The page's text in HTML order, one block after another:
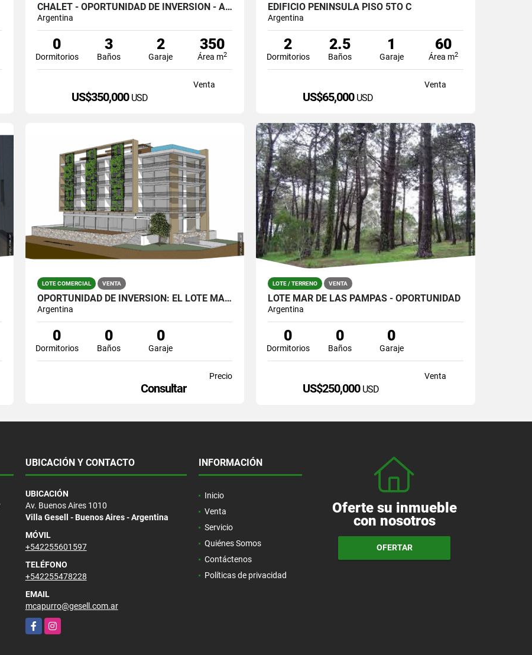
CHALET - OPORTUNIDAD DE INVERSIÓN - APTO CONSTRUCCIÓN DE EDIFICIOS
Argentina
0
Dormitorios
3
Baños
2
Garaje
350
Área m2
Venta
US$350,000 USD
EDIFICIO PENINSULA PISO 5TO C
Argentina
2
Dormitorios
2.5
Baños
1
Garaje
60
Área m2
Venta
US$65,000 USD
LOTE COMERCIAL VENTA
OPORTUNIDAD DE INVERSION: EL LOTE MÁS ESTRATÉGICO DE LA ZONA HISTÓRICA
Argentina
0
Dormitorios
0
Baños
0
Garaje
Precio
Consultar
LOTE / TERRENO VENTA
LOTE MAR DE LAS PAMPAS - OPORTUNIDAD
Argentina
0
Dormitorios
0
Baños
0
Garaje
Venta
US$250,000 USD
UBICACIÓN Y CONTACTO
UBICACIÓN
Av. Buenos Aires 1010
Villa Gesell - Buenos Aires - Argentina
MÓVIL
+542255601597
TELÉFONO
+542255478228
EMAIL
mcapurro@gesell.com.ar
FacebookInstagram
INFORMACIÓN
Inicio
Venta
Servicio
Quiénes Somos
Contáctenos
Políticas de privacidad
Oferte su inmueble
con nosotros
OFERTAR